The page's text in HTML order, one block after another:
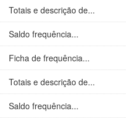
Totais e descrição de...
Saldo frequência...
Ficha de frequência...
Totais e descrição de...
Saldo frequência...